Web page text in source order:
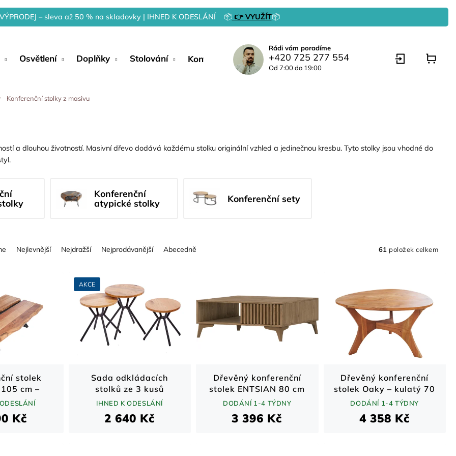
– sleva až 50 % na skladovky | IHNED K ODESLÁNÍ 📦👉 VYUŽÍT📦
Osvětlení Doplňky Stolování Kontakty
Rádi vám poradíme
+420 725 277 554
Od 7:00 do 19:00
Konferenční stolky z masivu
a dlouhou životností. Masivní dřevo dodává každému stolku originální vzhled a jedinečnou kresbu. Tyto stolky jsou vhodné do
Konferenční
atypické stolky
Konferenční sety
Nejlevnější Nejdražší Nejprodávanější Abecedně 61 položek celkem
stolek
cm –
a černá
Kč
AKCE
Sada odkládacích
stolků ze 3 kusů
divokého dubu
IHNED K ODESLÁNÍ
2 640 Kč
Dřevěný konferenční
stolek ENTSIAN 80 cm
– řemeslný dub /
DODÁNÍ 1-4 TÝDNY
3 396 Kč
Dřevěný konferenční
stolek Oaky – kulatý 70
cm, hnědý
DODÁNÍ 1-4 TÝDNY
4 358 Kč